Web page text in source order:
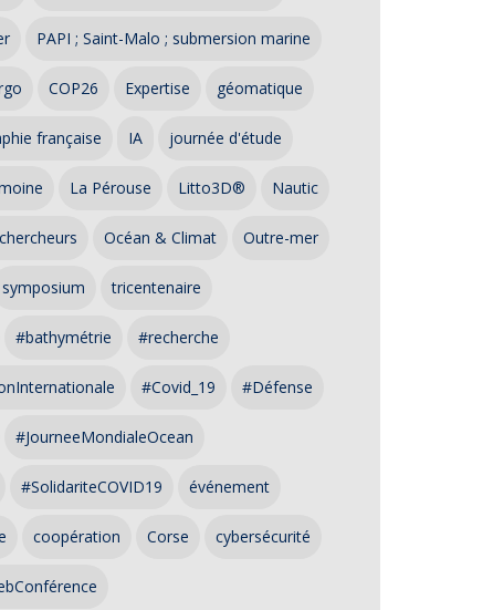
PAPI ; Saint-Malo ; submersion marine
COP26 Expertise géomatique
française IA journée d'étude
La Pérouse Litto3D® Nautic
Océan & Climat Outre-mer
symposium tricentenaire
#bathymétrie #recherche
#Covid_19 #Défense
#JourneeMondialeOcean
#SolidariteCOVID19 événement
coopération Corse cybersécurité